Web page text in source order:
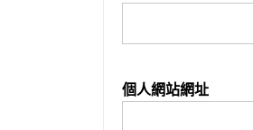
個人網站網址